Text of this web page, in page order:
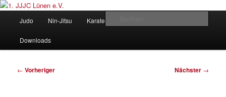
Zum
springen1. JJJC Lünen e.V.
Judo und Ninjitsu
Judo Nin-Jitsu Karate
Downloads
Beitragsnavigation
← Vorheriger Nächster →